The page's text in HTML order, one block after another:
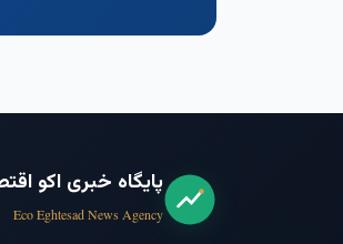
پایگاه خبری اکو
Eco Eghtesad News Agency